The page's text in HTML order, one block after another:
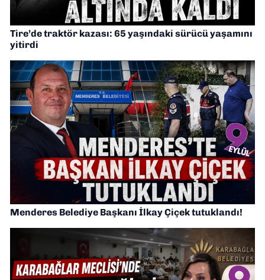
Tire’de traktör kazası: 65 yaşındaki sürücü yaşamını
yitirdi
Menderes Belediye Başkanı İlkay Çiçek tutuklandı!